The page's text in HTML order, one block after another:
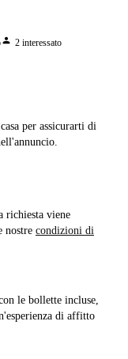
person 2 interessato
per assicurarti di
richiesta viene
nostre condizioni di
le bollette incluse,
di affitto